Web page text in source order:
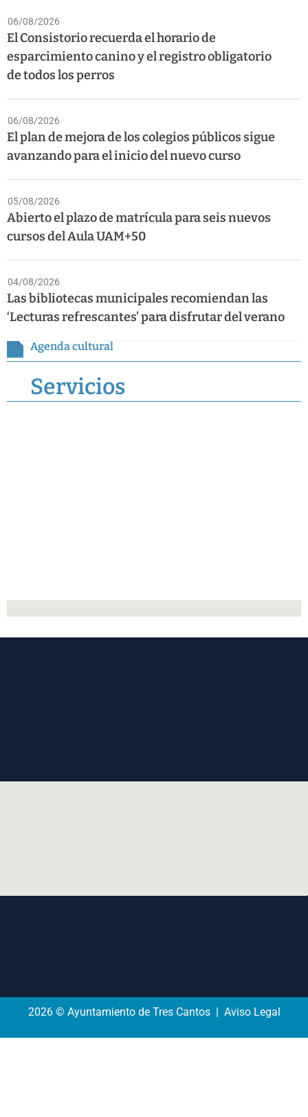
06/08/2026
El Consistorio recuerda el horario de
esparcimiento canino y el registro obligatorio
de todos los perros
06/08/2026
El plan de mejora de los colegios públicos sigue
avanzando para el inicio del nuevo curso
05/08/2026
Abierto el plazo de matrícula para seis nuevos
cursos del Aula UAM+50
04/08/2026
Las bibliotecas municipales recomiendan las
‘Lecturas refrescantes’ para disfrutar del verano
Agenda cultural
Servicios
2026 © Ayuntamiento de Tres Cantos | Aviso Legal